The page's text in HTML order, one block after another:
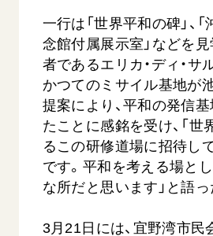
道府県中心会館
SGIピースサイト
SOKA PICKS
一行は「世界平和の碑」、
念館付属展示室」などを
者であるエリカ・ディ・サ
かつてのミサイル基地が
提案により、平和の発信
たことに感銘を受け、「世
るこの研修道場に招待し
です。平和を考える場と
な所だと思います」と語っ
3月21日には、宜野湾市民